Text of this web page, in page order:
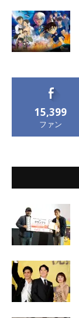
15,399
ファン